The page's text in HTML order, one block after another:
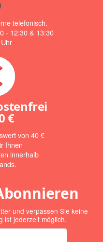
telefonisch.
- 12:30 & 13:30
€
von 40 €
Ihnen
innerhalb
und verpassen Sie keine
ist jederzeit möglich.